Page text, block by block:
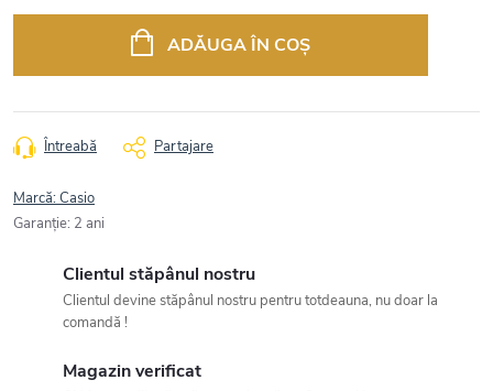
ADĂUGA ÎN COŞ
Întreabă Partajare
Marcă:Casio
Garanţie: 2 ani
Clientul stăpânul nostru
Clientul devine stăpânul nostru pentru totdeauna, nu doar la
comandă !
Magazin verificat